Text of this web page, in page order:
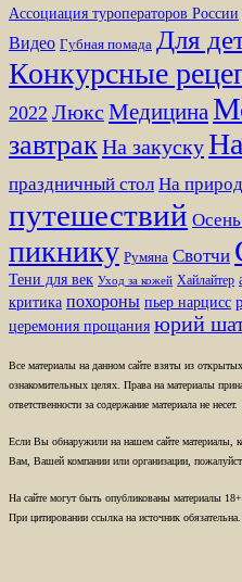
Ассоциация туроператоров России
Видео Губная помада Для
Конкурсные
2022 Люкс Медицина
завтрак На закуску
праздничный стол На
путешествий
пикнику Румяна Свотчи
Тени для век Уход за кожей Хайлайтер
критика похороны пьер нарцисс
церемония прощания юрий
Все материалы на данном сайте взяты из
ознакомительных целях. Права на материалы
ответственности за содержание материала не несет.
Если Вы обнаружили на нашем сайте материалы,
Вам, Вашей компании или организации,
На сайте могут быть опубликованы материалы
При цитировании ссылка на источник обязательна.